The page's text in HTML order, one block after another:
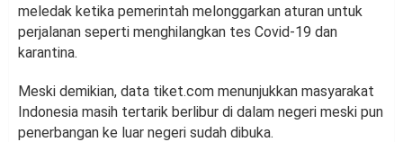
meledak ketika pemerintah melonggarkan aturan untuk
perjalanan seperti menghilangkan tes Covid-19 dan
karantina.
Meski demikian, data tiket.com menunjukkan masyarakat
Indonesia masih tertarik berlibur di dalam negeri meski pun
penerbangan ke luar negeri sudah dibuka.